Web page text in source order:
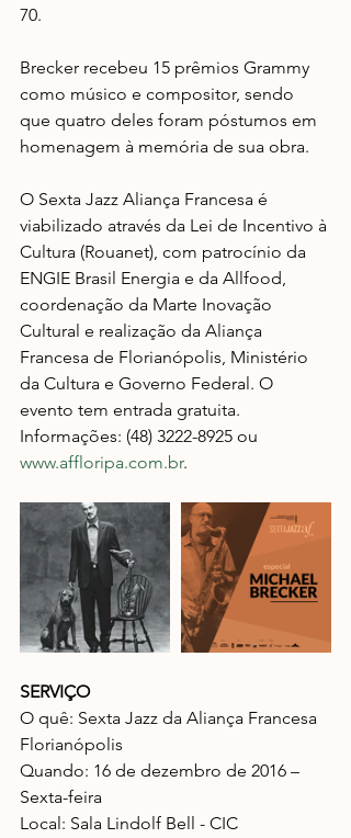
70.
Brecker recebeu 15 prêmios Grammy
como músico e compositor, sendo
que quatro deles foram póstumos em
homenagem à memória de sua obra.
O Sexta Jazz Aliança Francesa é
viabilizado através da Lei de Incentivo à
Cultura (Rouanet), com patrocínio da
ENGIE Brasil Energia e da Allfood,
coordenação da Marte Inovação
Cultural e realização da Aliança
Francesa de Florianópolis, Ministério
da Cultura e Governo Federal. O
evento tem entrada gratuita.
Informações: (48) 3222-8925 ou
www.affloripa.com.br.
SERVIÇO
O quê: Sexta Jazz da Aliança Francesa
Florianópolis
Quando: ​16 de dezembro de 2016 –
Sexta-feira
Local: ​​Sala Lindolf Bell - CIC